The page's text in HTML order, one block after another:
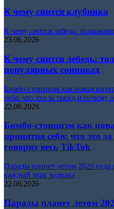
К чему снится клубника
К чему снится лебедь:
23.06.2026
К чему снится лебедь:
популярных сонниках
Бимбо-стоицизм как новая
себя: что это за тренд и почему
22.06.2026
Бимбо-стоицизм как
принятия себя: что это
говорит весь TikTok
Парады планет летом 2026 года
каждый знак зодиака
22.06.2026
Парады планет летом